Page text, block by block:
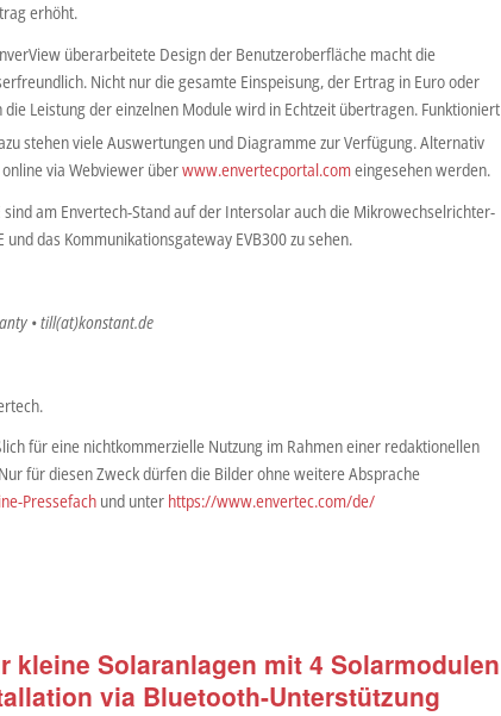
erhöht.
überarbeitete Design der Benutzeroberfläche macht die
Nicht nur die gesamte Einspeisung, der Ertrag in Euro oder
Leistung der einzelnen Module wird in Echtzeit übertragen. Funktioniert
stehen viele Auswertungen und Diagramme zur Verfügung. Alternativ
via Webviewer überwww.envertecportal.comeingesehen werden.
sind am Envertech-Stand auf der Intersolar auch die Mikrowechselrichter-
und das Kommunikationsgateway EVB300 zu sehen.
• till(at)konstant.de
für eine nichtkommerzielle Nutzung im Rahmen einer redaktionellen
für diesen Zweck dürfen die Bilder ohne weitere Absprache
Pressefach und unter https://www.envertec.com/de/
kleine Solaranlagen mit 4 Solarmodulen
via Bluetooth-Unterstützung